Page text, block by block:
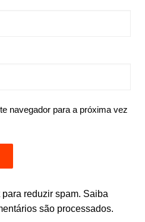
navegador para a próxima vez
reduzir spam. Saiba
são processados.